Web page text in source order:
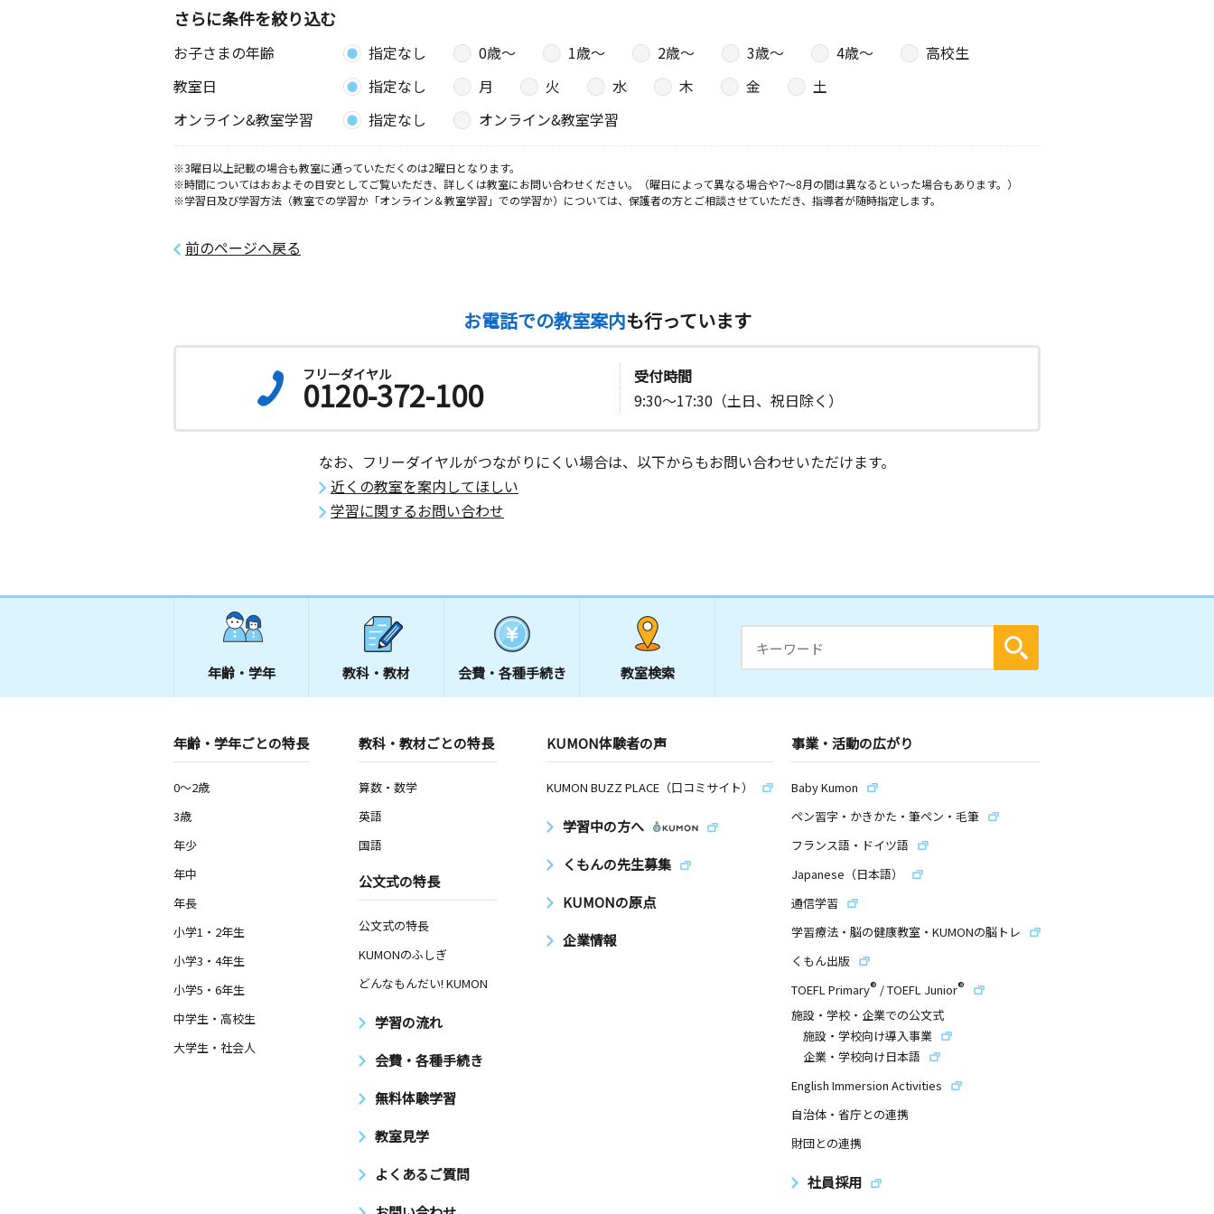
さらに条件を絞り込む
お子さまの年齢 指定なし 0歳〜 1歳〜 2歳〜 3歳〜 4歳〜
高校生
教室日
指定なし 月 火 水 木 金
土
オンライン&教室学習
指定なし オンライン&教室学習
※3曜日以上記載の場合も教室に通っていただくのは2曜日となります。
※時間についてはおおよその目安としてご覧いただき、詳しくは教室にお問い合わせください。（曜日によって異なる場合や7～8月の間は異なるといった場合もあります。）
※学習日及び学習方法（教室での学習か「オンライン＆教室学習」での学習か）については、保護者の方とご相談させていただき、指導者が随時指定します。
前のページへ戻る
お電話での教室案内も行っています
フリーダイヤル
0120-372-100
受付時間
9:30～17:30（土日、祝日除く）
なお、フリーダイヤルがつながりにくい場合は、以下からもお問い合わせいただけます。
近くの教室を案内してほしい
学習に関するお問い合わせ
年齢・学年 教科・教材 会費・ 各種手続き 教室検索
年齢・学年ごとの特長
0～2歳
3歳
年少
年中
年長
小学1・2年生
小学3・4年生
小学5・6年生
中学生・高校生
大学生・社会人
教科・教材ごとの特長
算数・数学
英語
国語
公文式の特長
公文式の特長
KUMONのふしぎ
どんなもんだい! KUMON
学習の流れ
会費・各種手続き
無料体験学習
教室見学
よくあるご質問
KUMON体験者の声
KUMON BUZZ PLACE（口コミサイト）
学習中の方へ
くもんの先生募集
KUMONの原点
企業情報
事業・活動の広がり
Baby Kumon
ペン習字・かきかた・筆ペン・毛筆
フランス語・ドイツ語
Japanese（日本語）
通信学習
学習療法・脳の健康教室・KUMONの脳トレ
くもん出版
TOEFL Primary® /TOEFL Junior®
施設・学校・企業での公文式
施設・学校向け導入事業
企業・学校向け日本語
English Immersion Activities
自治体・省庁との連携
財団との連携
社員採用